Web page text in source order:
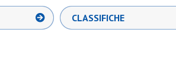
CLASSIFICHE